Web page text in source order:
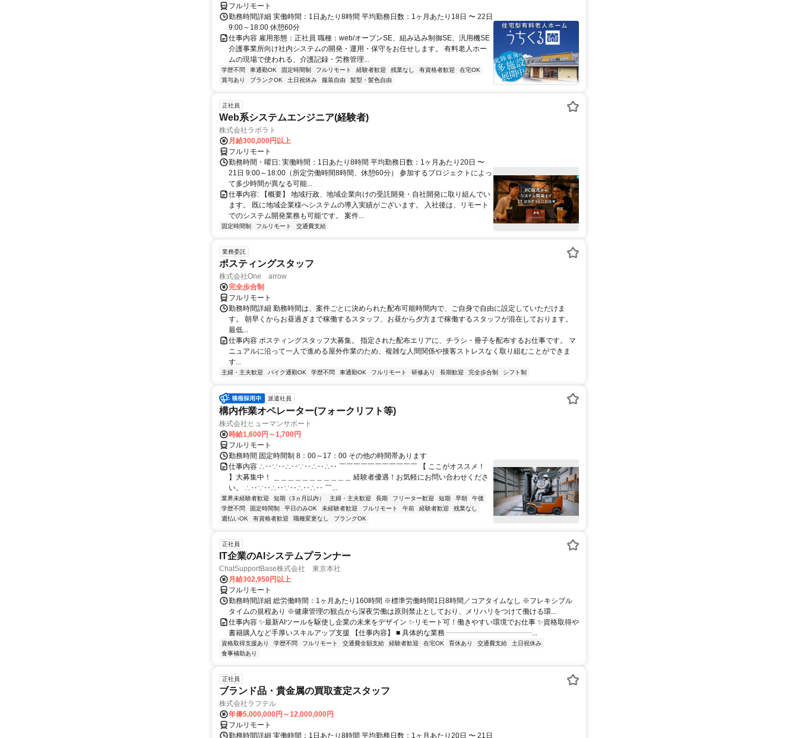
フルリモート
勤務時間詳細 実働時間：1日あたり8時間 平均勤務日数：1ヶ月あたり18日 〜 22日
9:00～18:00 休憩60分
仕事内容 雇用形態：正社員 職種：web/オープンSE、組み込み制御SE、汎用機SE
介護事業所向け社内システムの開発・運用・保守をお任せします。 有料老人ホー
ムの現場で使われる、介護記録・労務管理...
学歴不問 車通勤OK 固定時間制 フルリモート 経験者歓迎 残業なし 有資格者歓迎
在宅OK
賞与あり
ブランクOK 土日祝休み 服装自由 髪型・髪色自由
正社員
Web系システムエンジニア(経験者)
株式会社ラボラト
月給300,000円以上
フルリモート
勤務時間・曜日: 実働時間：1日あたり8時間 平均勤務日数：1ヶ月あたり20日 〜
21日 9:00～18:00（所定労働時間8時間、休憩60分） 参加するプロジェクトによっ
て多少時間が異なる可能...
仕事内容: 【概要】 地域行政、地域企業向けの受託開発・自社開発に取り組んでい
ます。 既に地域企業様へシステムの導入実績がございます。 入社後は、リモート
でのシステム開発業務も可能です。 案件...
固定時間制 フルリモート 交通費支給
業務委託
ポスティングスタッフ
株式会社One arrow
完全歩合制
フルリモート
勤務時間詳細 勤務時間は、案件ごとに決められた配布可能時間内で、ご自身で自由に設定していただけま
す。 朝早くからお昼過ぎまで稼働するスタッフ、お昼から夕方まで稼働するスタッフが混在しております。
最低...
仕事内容 ポスティングスタッフ大募集。 指定された配布エリアに、チラシ・冊子を配布するお仕事です。 マ
ニュアルに沿って一人で進める屋外作業のため、複雑な人間関係や接客ストレスなく取り組むことができま
す...
主婦・主夫歓迎 バイク通勤OK 学歴不問 車通勤OK フルリモート 研修あり 長期歓迎 完全歩合制 シフト制
派遣社員
構内作業オペレーター(フォークリフト等)
株式会社ヒューマンサポート
時給1,600円～1,700円
フルリモート
勤務時間 固定時間制 8：00～17：00 その他の時間帯あります
仕事内容 ∴‥∵‥∴‥∵‥∴‥∴‥ ￣￣￣￣￣￣￣￣￣￣￣ 【 ここがオススメ！
】大募集中！ ＿＿＿＿＿＿＿＿＿＿＿ 経験者優遇！お気軽にお問い合わせくださ
い。 ∴‥∵‥∴‥∵‥∴‥∴‥ ￣...
業界未経験者歓迎 短期（3ヵ月以内） 主婦・主夫歓迎 長期 フリーター歓迎 短期 早朝
午後
学歴不問
固定時間制 平日のみOK 未経験者歓迎 フルリモート 午前 経験者歓迎
残業なし
週払いOK
有資格者歓迎 職種変更なし ブランクOK
正社員
IT企業のAIシステムプランナー
ChatSupportBase株式会社 東京本社
月給302,950円以上
フルリモート
勤務時間詳細 総労働時間：1ヶ月あたり160時間 ※標準労働時間1日8時間／コアタイムなし ※フレキシブル
タイムの規程あり ※健康管理の観点から深夜労働は原則禁止としており、メリハリをつけて働ける環...
仕事内容 ✨最新AIツールを駆使し企業の未来をデザイン ✨リモート可！働きやすい環境でお仕事 ✨資格取得や
書籍購入など手厚いスキルアップ支援 【仕事内容】 ■ 具体的な業務 ┈┈┈┈┈┈┈┈┈┈┈┈...
資格取得支援あり 学歴不問 フルリモート 交通費全額支給 経験者歓迎 在宅OK 育休あり 交通費支給
土日祝休み
食事補助あり
正社員
ブランド品・貴金属の買取査定スタッフ
株式会社ラフテル
年俸5,000,000円～12,000,000円
フルリモート
勤務時間詳細 実働時間：1日あたり8時間 平均勤務日数：1ヶ月あたり20日 〜 21日